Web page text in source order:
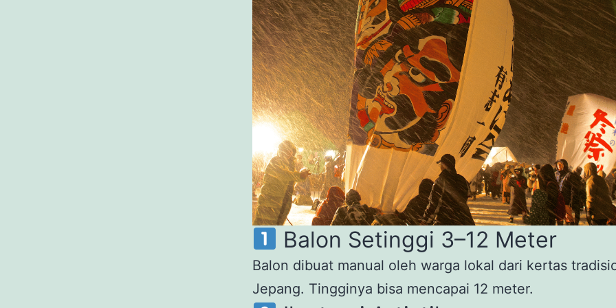
Balon Setinggi 3–12 Meter
Balon dibuat manual oleh warga lokal dari kertas
Jepang. Tingginya bisa mencapai 12 meter.